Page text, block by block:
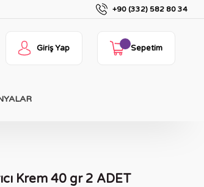
+90 (332) 582 80 34
Giriş Yap Sepetim
Krem 40 gr 2 ADET